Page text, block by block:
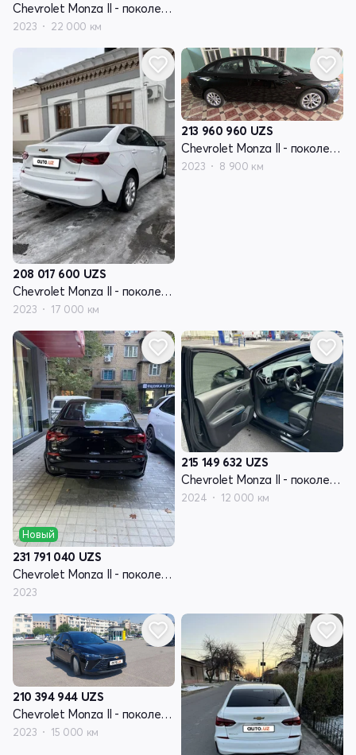
Chevrolet Monza II - поколение рестайлинг
2023 22 000 км
208 017 600 UZS
Chevrolet Monza II - поколение рестайлинг
2023 17 000 км
213 960 960 UZS
Chevrolet Monza II - поколение рестайлинг
2023 8 900 км
Новый
231 791 040 UZS
Chevrolet Monza II - поколение рестайлинг
2023
215 149 632 UZS
Chevrolet Monza II - поколение рестайлинг
2024 12 000 км
210 394 944 UZS
Chevrolet Monza II - поколение рестайлинг
2023 15 000 км